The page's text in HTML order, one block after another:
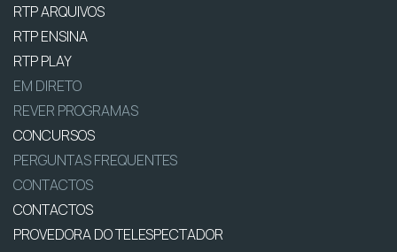
RTP ARQUIVOS
RTP ENSINA
RTP PLAY
EM DIRETO
REVER PROGRAMAS
CONCURSOS
PERGUNTAS FREQUENTES
CONTACTOS
CONTACTOS
PROVEDORA DO TELESPECTADOR